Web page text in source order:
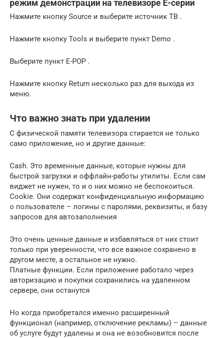
режим демонстрации на телевизоре E-серии
Нажмите кнопку Source и выберите источник ТВ .
Нажмите кнопку Tools и выберите пункт Demo .
Выберите пункт E-POP .
Нажмите кнопку Return несколько раз для выхода из
меню.
Что важно знать при удалении
С физической памяти телевизора стирается не только
само приложение, но и другие данные:
Cash. Это временные данные, которые нужны для
быстрой загрузки и оффлайн-работы утилиты. Если сам
виджет не нужен, то и о них можно не беспокоиться.
Cookie. Они содержат конфиденциальную информацию
о пользователе – логины с паролями, реквизиты, и базу
запросов для автозаполнения
Это очень ценные данные и избавляться от них стоит
только при уверенности, что все важное сохранено в
другом месте, а остальное не нужно.
Платные функции. Если приложение работало через
авторизацию и покупки сохранились на удаленном
сервере, они останутся
Но когда приобретался именно расширенный
функционал (например, отключение рекламы) – данные
об услуге будут удалены и она не возобновится после